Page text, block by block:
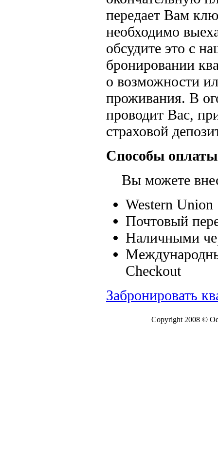
передает Вам
необходимо
обсудите это с
бронировании
о возможности
проживания. В
проводит Вас,
страховой
Способы оплаты
Вы можете
Western Union
Почтовый
Наличными
Checkout
Забронировать
Copyright 2008 ©